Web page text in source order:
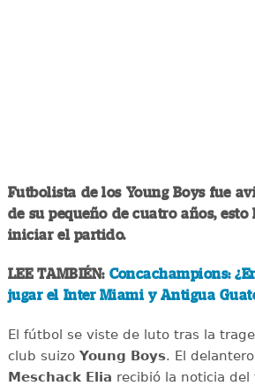
Futbolista de los Young Boys fue
de su pequeño de cuatro años, esto
iniciar el partido.
LEE TAMBIÉN: Concachampions:
jugar el Inter Miami y Antigua
El fútbol se viste de luto tras la
club suizo Young Boys. El
Meschack Elia recibió la noticia del